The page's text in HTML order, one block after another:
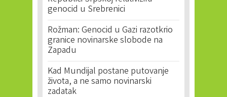
genocid u Srebrenici
Rožman: Genocid u Gazi razotkrio
granice novinarske slobode na
Zapadu
Kad Mundijal postane putovanje
života, a ne samo novinarski
zadatak